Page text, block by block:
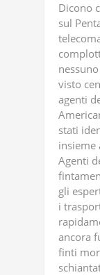
Dicono
sul
visto
agenti
stati
insieme
Agenti
gli
i
ancora
finti